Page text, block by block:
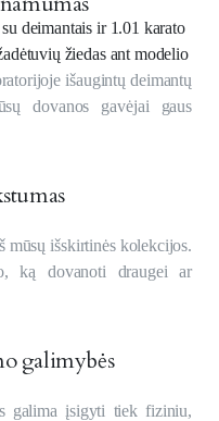
išaugintų deimantų
dovanos gavėjai gaus
mūsų išskirtinės kolekcijos.
ką dovanoti draugei ar
galimybės
galima įsigyti tiek fiziniu,